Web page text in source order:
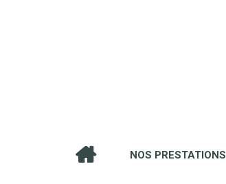
NOS PRESTATIONS